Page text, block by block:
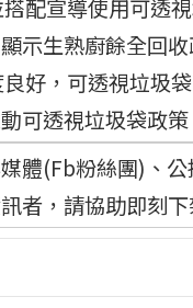
配宣導使用可透
示生熟廚餘全回
好，可透視垃圾
可透視垃圾袋政策
體(Fb粉絲團)、
者，請協助即刻